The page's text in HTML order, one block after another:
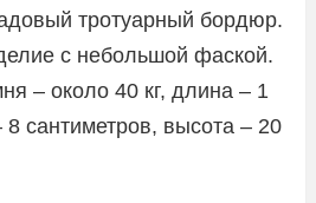
тротуарный бордюр.
с небольшой фаской.
– около 40 кг, длина – 1
сантиметров, высота – 20